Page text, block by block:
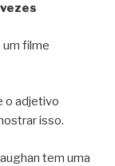
um filme
o adjetivo
isso.
tem uma